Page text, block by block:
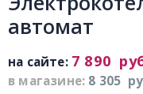
автомат
в магазине: 8 305
на сайте: 7 890